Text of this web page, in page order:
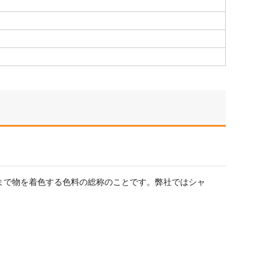
物を着色する色料の総称のことです。弊社ではシャ